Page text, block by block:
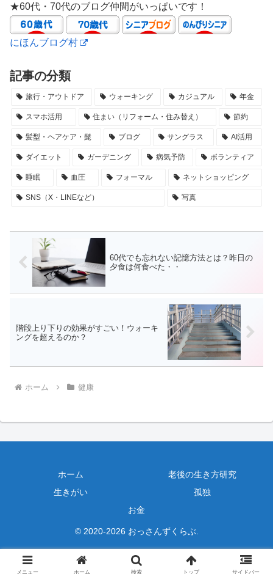
★60代・70代のブログ仲間がいっぱいです！
にほんブログ村
記事の分類
旅行・アウトドア ウォーキング カジュアル 年金
スマホ活用 住まい（リフォーム・住み替え） 節約
髪型・ヘアケア・髭 ブログ サングラス AI活用
ダイエット ガーデニング 病気予防 ボランティア
睡眠 血圧 フォーマル ネットショッピング
SNS（X・LINEなど） 写真
60代でも忘れない記憶方法とは？昨日の
夕食は何食べた・・
階段上り下りの効果がすごい！ウォーキ
ングを超えるのか？
ホーム 健康
ホーム
老後の生き方研究
生きがい
孤独
お金
© 2020-2026 おっさんずくらぶ.
メニュー ホーム 検索 トップ サイドバー